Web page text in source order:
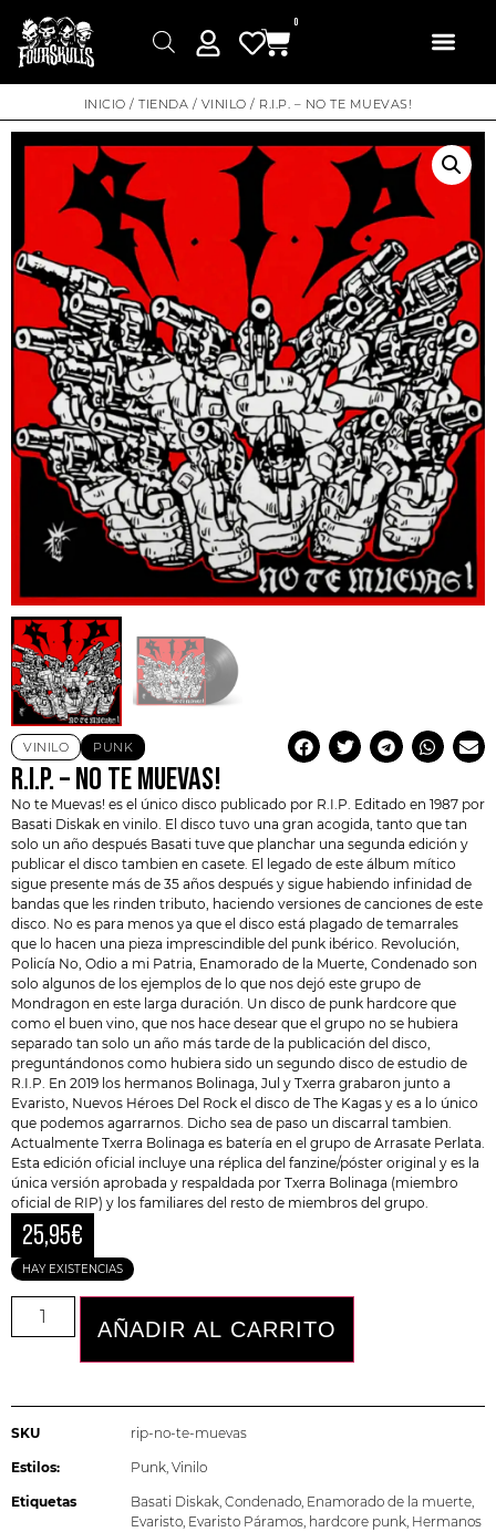
0
INICIO /TIENDA / VINILO / R.I.P. – NO TE MUEVAS!
VINILO PUNK
R.I.P. – NO TE MUEVAS!
No te Muevas! es el único disco publicado por R.I.P. Editado en 1987 por
Basati Diskak en vinilo. El disco tuvo una gran acogida, tanto que tan
solo un año después Basati tuve que planchar una segunda edición y
publicar el disco tambien en casete. El legado de este álbum mítico
sigue presente más de 35 años después y sigue habiendo infinidad de
bandas que les rinden tributo, haciendo versiones de canciones de este
disco. No es para menos ya que el disco está plagado de temarrales
que lo hacen una pieza imprescindible del punk ibérico. Revolución,
Policía No, Odio a mi Patria, Enamorado de la Muerte, Condenado son
solo algunos de los ejemplos de lo que nos dejó este grupo de
Mondragon en este larga duración. Un disco de punk hardcore que
como el buen vino, que nos hace desear que el grupo no se hubiera
separado tan solo un año más tarde de la publicación del disco,
preguntándonos como hubiera sido un segundo disco de estudio de
R.I.P. En 2019 los hermanos Bolinaga, Jul y Txerra grabaron junto a
Evaristo, Nuevos Héroes Del Rock el disco de The Kagas y es a lo único
que podemos agarrarnos. Dicho sea de paso un discarral tambien.
Actualmente Txerra Bolinaga es batería en el grupo de Arrasate Perlata.
Esta edición oficial incluye una réplica del fanzine/póster original y es la
única versión aprobada y respaldada por Txerra Bolinaga (miembro
oficial de RIP) y los familiares del resto de miembros del grupo.
25,95€
HAY EXISTENCIAS
AÑADIR AL CARRITO
SKU rip-no-te-muevas
Estilos: Punk, Vinilo
Etiquetas Basati Diskak, Condenado, Enamorado de la muerte,
Evaristo, Evaristo Páramos, hardcore punk, Hermanos